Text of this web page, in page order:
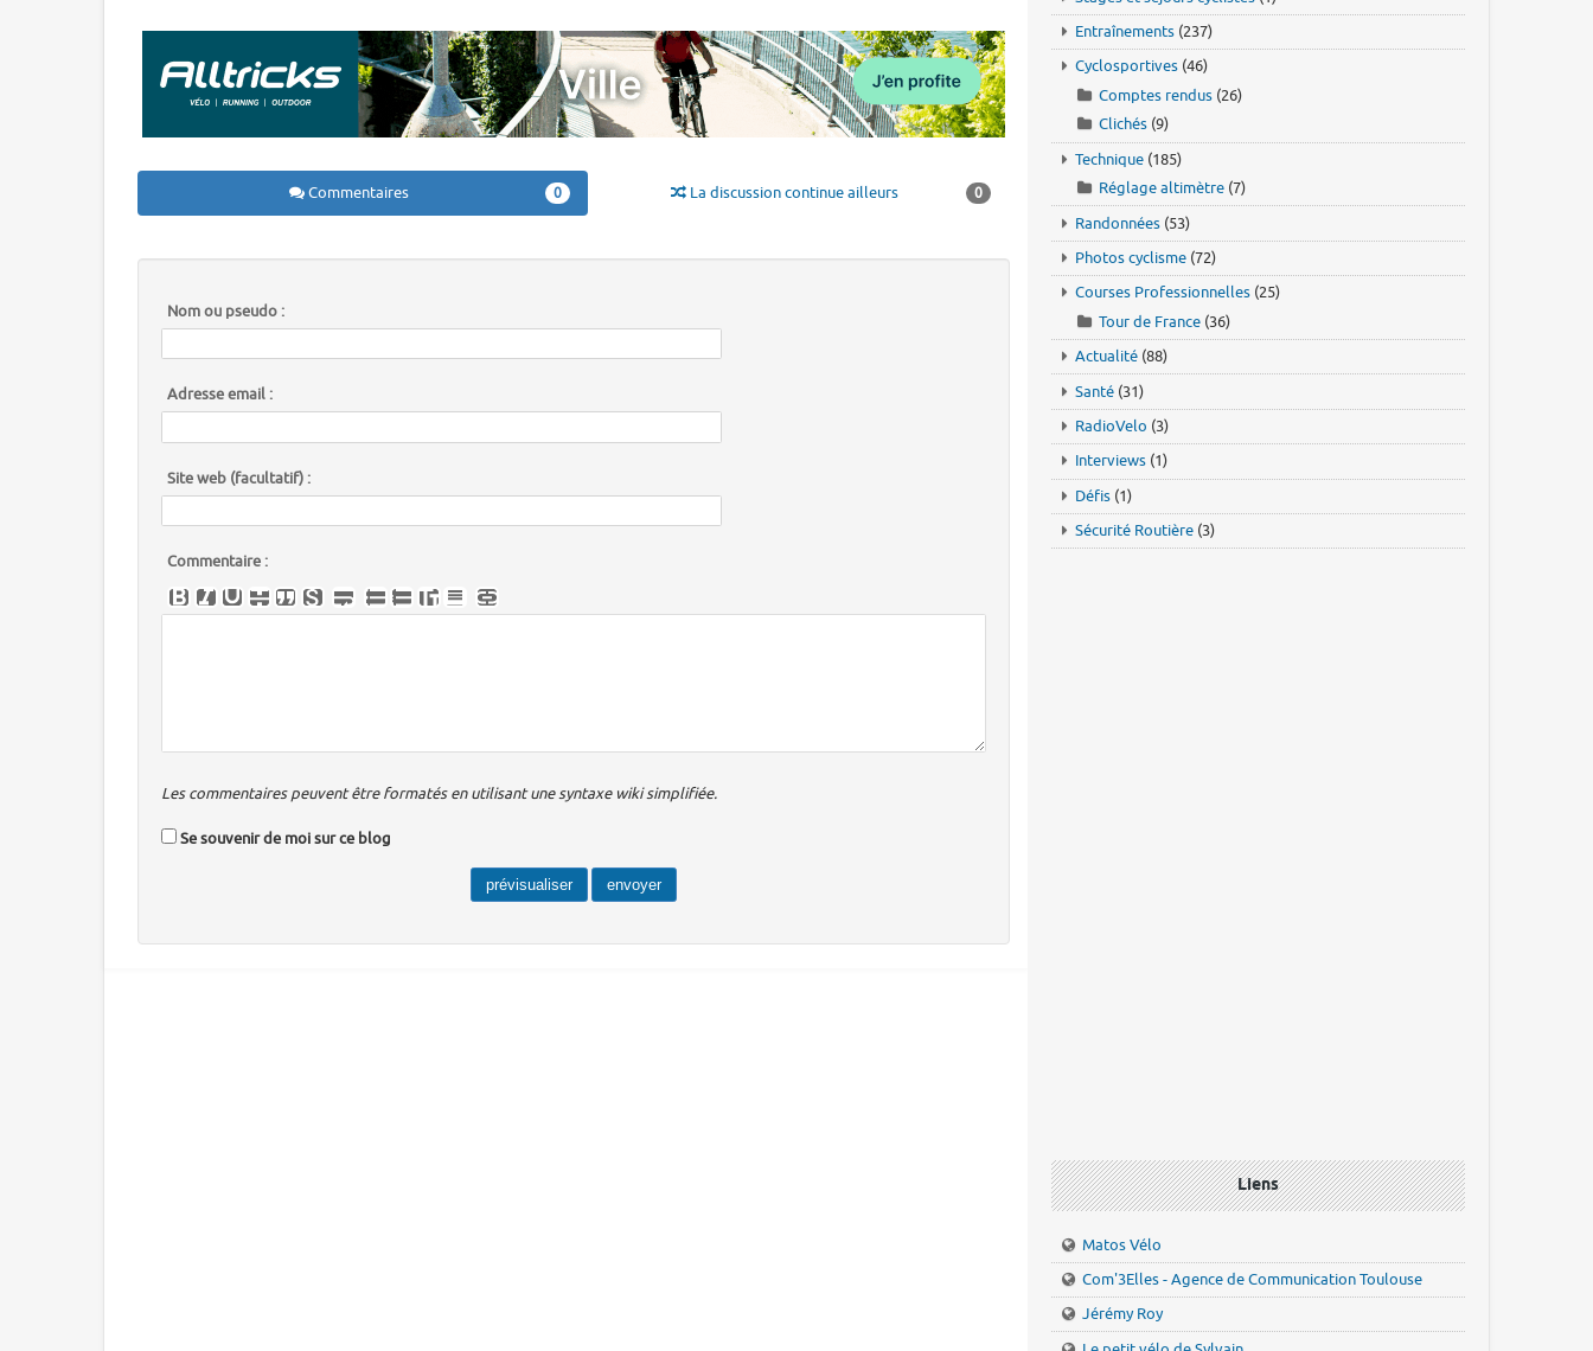
Commentaires 0 La discussion continue ailleurs 0
Nom ou pseudo :
Adresse email :
Site web (facultatif) :
Commentaire :
Les commentaires peuvent être formatés en utilisant une syntaxe wiki simplifiée.
Se souvenir de moi sur ce blog
Entraînements (237)
Cyclosportives (46)
Comptes rendus (26)
Clichés (9)
Technique (185)
Réglage altimètre (7)
Randonnées (53)
Photos cyclisme (72)
Courses Professionnelles (25)
Tour de France (36)
Actualité (88)
Santé (31)
RadioVelo (3)
Interviews (1)
Défis (1)
Sécurité Routière (3)
Liens
Matos Vélo
Com'3Elles - Agence de Communication Toulouse
Jérémy Roy